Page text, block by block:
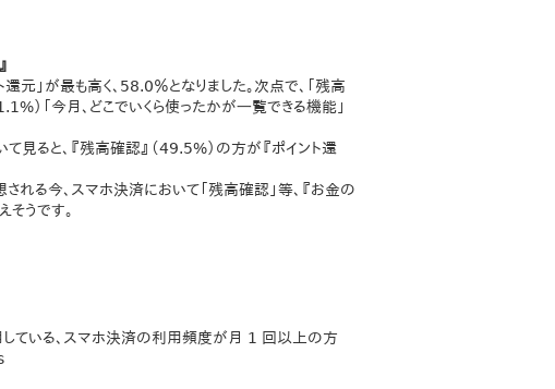
元」が最も高く、58.0％となりました。次点で、「残高
）「今月、どこでいくら使ったかが⼀覧できる機能」
見ると、『残高確認』（49.5%）の方が『ポイント還
る今、スマホ決済において「残高確認」等、『お金の
うです。
ている、スマホ決済の利用頻度が月 1 回以上の方